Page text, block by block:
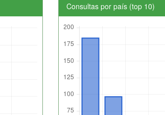
Consultas por país (top 10)